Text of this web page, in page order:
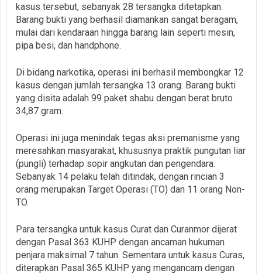
kasus tersebut, sebanyak 28 tersangka ditetapkan.
Barang bukti yang berhasil diamankan sangat beragam,
mulai dari kendaraan hingga barang lain seperti mesin,
pipa besi, dan handphone.
Di bidang narkotika, operasi ini berhasil membongkar 12
kasus dengan jumlah tersangka 13 orang. Barang bukti
yang disita adalah 99 paket shabu dengan berat bruto
34,87 gram.
Operasi ini juga menindak tegas aksi premanisme yang
meresahkan masyarakat, khususnya praktik pungutan liar
(pungli) terhadap sopir angkutan dan pengendara.
Sebanyak 14 pelaku telah ditindak, dengan rincian 3
orang merupakan Target Operasi (TO) dan 11 orang Non-
TO.
Para tersangka untuk kasus Curat dan Curanmor dijerat
dengan Pasal 363 KUHP dengan ancaman hukuman
penjara maksimal 7 tahun. Sementara untuk kasus Curas,
diterapkan Pasal 365 KUHP yang mengancam dengan